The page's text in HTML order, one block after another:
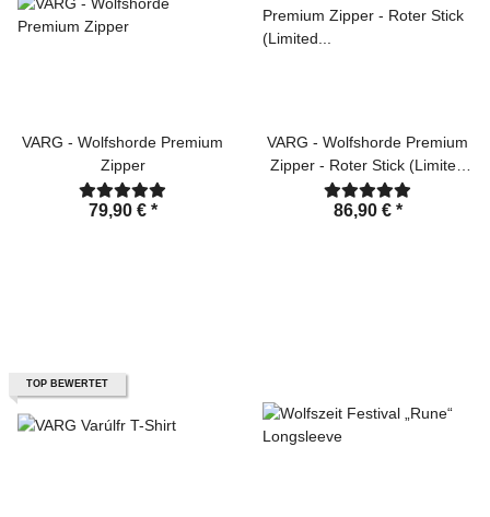
VARG - Wolfshorde Premium
Zipper
79,90 € *
VARG - Wolfshorde Premium
Zipper - Roter Stick (Limited
Edition)
86,90 € *
TOP BEWERTET